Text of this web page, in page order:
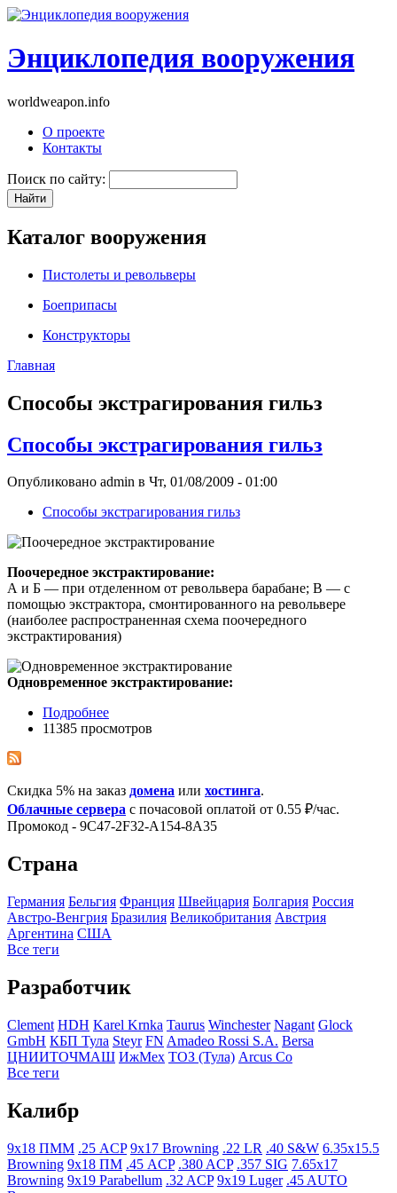
Энциклопедия вооружения
worldweapon.info
О проекте
Контакты
Поиск по сайту:
Каталог вооружения
Пистолеты и револьверы
Боеприпасы
Конструкторы
Главная
Способы экстрагирования гильз
Способы экстрагирования гильз
Опубликовано admin в Чт, 01/08/2009 - 01:00
Способы экстрагирования гильз
Поочередное экстрактирование:
А и Б — при отделенном от револьвера барабане; В — с
помощью экстрактора, смонтированного на револьвере
(наиболее распространенная схема поочередного
экстрактирования)
Одновременное экстрактирование:
Подробнее
11385 просмотров
Скидка 5% на заказ домена или хостинга.
Облачные сервера с почасовой оплатой от 0.55 ₽/час.
Промокод - 9C47-2F32-A154-8A35
Страна
Германия Бельгия Франция Швейцария Болгария Росcия
Австро-Венгрия Бразилия Великобритания Австрия
Аргентина США
Все теги
Разработчик
Clement HDH Karel Krnka Taurus Winchester Nagant Glock
GmbH КБП Тула Steyr FN Amadeo Rossi S.A. Bersa
ЦНИИТОЧМАШ ИжМех ТОЗ (Тула) Arcus Co
Все теги
Калибр
9x18 ПММ .25 ACP 9x17 Browning .22 LR .40 S&W 6.35x15.5
Browning 9x18 ПМ .45 ACP .380 ACP .357 SIG 7.65x17
Browning 9x19 Parabellum .32 ACP 9x19 Luger .45 AUTO